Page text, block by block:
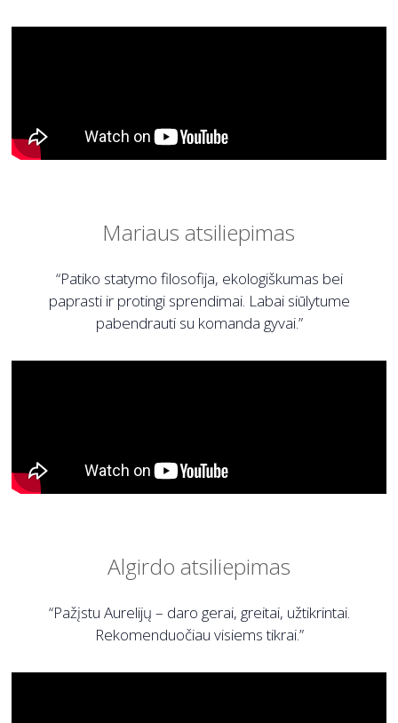
Mariaus atsiliepimas
“Patiko statymo filosofija, ekologiškumas bei
paprasti ir protingi sprendimai. Labai siūlytume
pabendrauti su komanda gyvai.”
Algirdo atsiliepimas
“Pažįstu Aurelijų – daro gerai, greitai, užtikrintai.
Rekomenduočiau visiems tikrai.”